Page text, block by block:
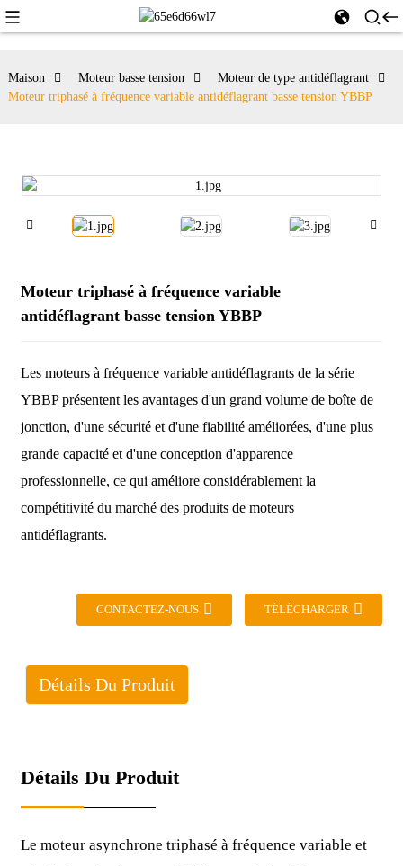
Maison Moteur basse tension
Moteur de type antidéflagrant
Moteur triphasé à fréquence variable antidéflagrant basse tension YBBP
Moteur triphasé à fréquence variable
antidéflagrant basse tension YBBP
Les moteurs à fréquence variable antidéflagrants de la série
YBBP présentent les avantages d'un grand volume de boîte de
jonction, d'une sécurité et d'une fiabilité améliorées, d'une plus
grande capacité et d'une conception d'apparence
professionnelle, ce qui améliore considérablement la
compétitivité du marché des produits de moteurs
antidéflagrants.
CONTACTEZ-NOUS TÉLÉCHARGER
Détails Du Produit
Détails Du Produit
Le moteur asynchrone triphasé à fréquence variable et